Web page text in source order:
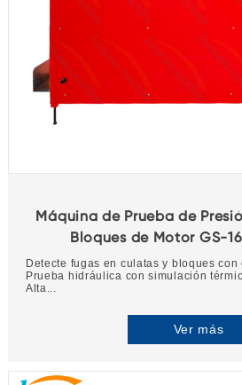
Máquina de Prueba de
Bloques de Motor GS-
Detecte fugas en culatas y bloques con
Prueba hidráulica con simulación
Alta...
Ver más